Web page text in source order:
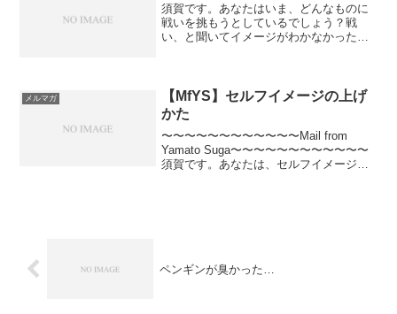
須賀です。あなたはいま、どんなものに
戦いを挑もうとしているでしょう？戦
い、と聞いてイメージがわかなかった
そのセミナーでは、参加者それぞ...
メルマガ
【MfYS】セルフイメージの上げ
かた
〜〜〜〜〜〜〜〜〜〜〜〜Mail from
Yamato Suga〜〜〜〜〜〜〜〜〜〜〜〜
須賀です。あなたは、セルフイメージが
ペンギンが臭かった…